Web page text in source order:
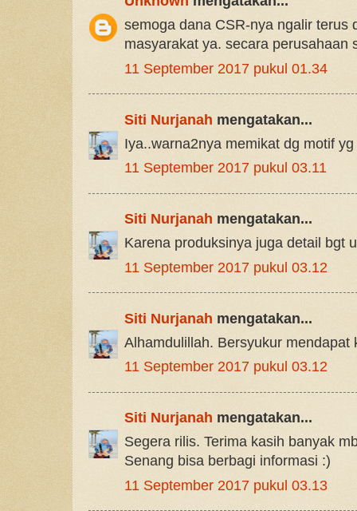
semoga dana CSR-nya ngalir terus
masyarakat ya. secara perusahaan
11 September 2017 pukul 01.34
Siti Nurjanah mengatakan...
Iya..warna2nya memikat dg motif
11 September 2017 pukul 03.11
Siti Nurjanah mengatakan...
Karena produksinya juga detail bgt
11 September 2017 pukul 03.12
Siti Nurjanah mengatakan...
Alhamdulillah. Bersyukur mendapat
11 September 2017 pukul 03.12
Siti Nurjanah mengatakan...
Segera rilis. Terima kasih banyak
Senang bisa berbagi informasi :)
11 September 2017 pukul 03.13